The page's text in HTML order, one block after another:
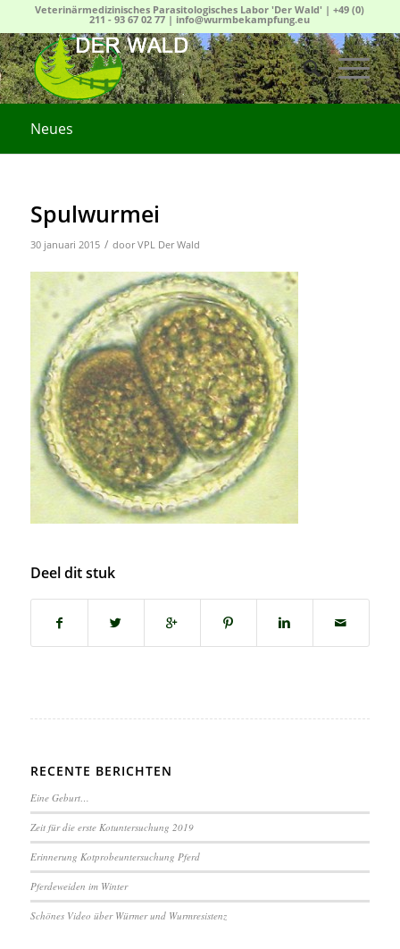
Veterinärmedizinisches Parasitologisches Labor 'Der Wald' |+49 (0)
211 - 93 67 02 77 | info@wurmbekampfung.eu
Neues
Spulwurmei
30 januari 2015 / doorVPL Der Wald
Deel dit stuk
RECENTE BERICHTEN
Eine Geburt…
Zeit für die erste Kotuntersuchung 2019
Erinnerung Kotprobeuntersuchung Pferd
Pferdeweiden im Winter
Schönes Video über Würmer und Wurmresistenz